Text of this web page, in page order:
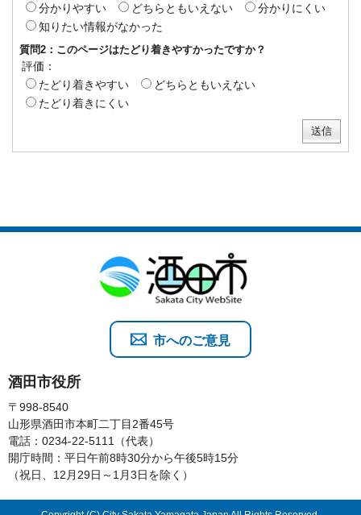
分かりやすい
どちらともいえない
分かりにくい
知りたい情報がなかった
質問2：このページはたどり着きやすかったですか？
評価：
たどり着きやすい
どちらともいえない
たどり着きにくい
酒田市役所
〒998-8540
山形県酒田市本町二丁目2番45号
電話：0234-22-5111（代表）
開庁時間：平日午前8時30分から午後5時15分
（祝日、12月29日～1月3日を除く）
市へのご意見